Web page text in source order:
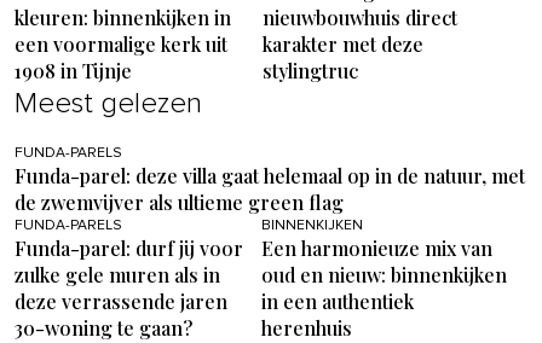
kleuren: binnenkijken in
een voormalige kerk uit
1908 in Tijnje
nieuwbouwhuis direct
karakter met deze
stylingtruc
Meest gelezen
FUNDA-PARELS
Funda-parel: deze villa gaat helemaal op in de natuur, met
de zwemvijver als ultieme green flag
FUNDA-PARELS
Funda-parel: durf jij voor
zulke gele muren als in
deze verrassende jaren
30-woning te gaan?
BINNENKIJKEN
Een harmonieuze mix van
oud en nieuw: binnenkijken
in een authentiek
herenhuis